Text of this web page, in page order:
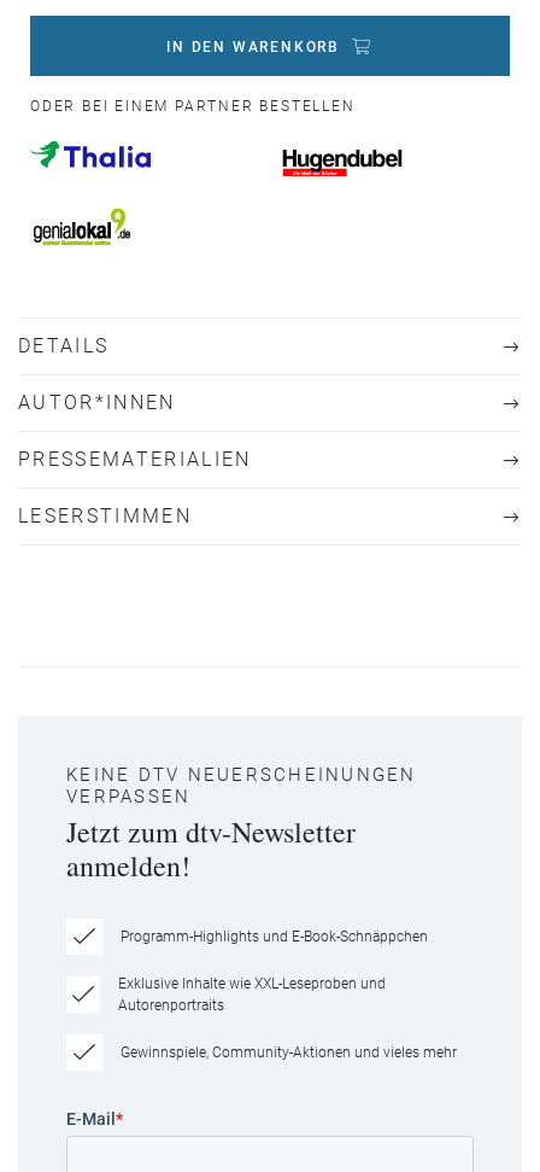
IN DEN WARENKORB
ODER BEI EINEM PARTNER BESTELLEN
DETAILS
AUTOR*INNEN
PRESSEMATERIALIEN
LESERSTIMMEN
KEINE DTV NEUERSCHEINUNGEN
VERPASSEN
Jetzt zum dtv-Newsletter
anmelden!
Programm-Highlights und E-Book-Schnäppchen
Exklusive Inhalte wie XXL-Leseproben und
Autorenportraits
Gewinnspiele, Community-Aktionen und vieles mehr
E-Mail *